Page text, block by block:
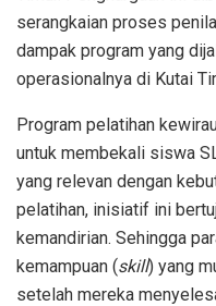
serangkaian proses
dampak program yang
operasionalnya di Kutai
Program pelatihan
untuk membekali siswa
yang relevan dengan
pelatihan, inisiatif ini
kemandirian. Sehingga
kemampuan (skill) yang
setelah mereka